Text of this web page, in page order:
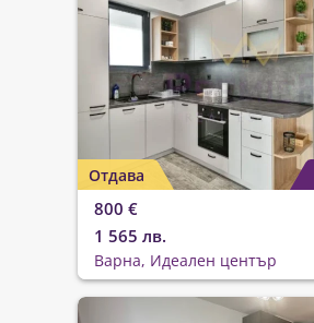
Отдава
800 €
1 565 лв.
Варна, Идеален център